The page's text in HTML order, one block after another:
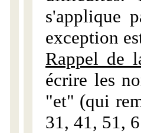
s'applique
exception
Rappel de
écrire les
"et" (qui
31, 41, 51,